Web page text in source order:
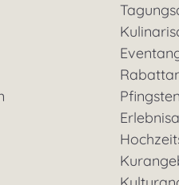
Pfingsten